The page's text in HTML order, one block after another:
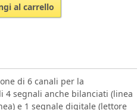
al carrello
di 6 canali per la
4 segnali anche bilanciati (linea
e 1 segnale digitale (lettore